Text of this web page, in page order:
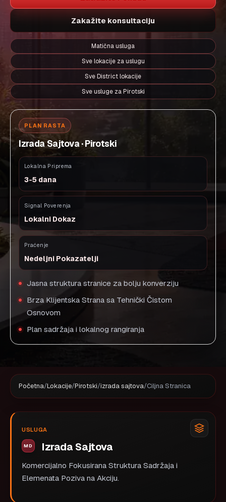
Zakažite konsultaciju
Matična usluga
Sve lokacije za uslugu
Sve District lokacije
Sve usluge za Pirotski
PLAN RASTA
Izrada Sajtova · Pirotski
Lokalna Priprema
3-5 dana
Signal Poverenja
Lokalni Dokaz
Praćenje
Nedeljni Pokazatelji
Jasna struktura stranice za bolju konverziju
Brza Klijentska Strana sa Tehnički Čistom
Osnovom
Plan sadržaja i lokalnog rangiranja
Početna/Lokacije/Pirotski/izrada sajtova/Ciljna Stranica
USLUGA
Izrada Sajtova
Komercijalno Fokusirana Struktura Sadržaja i
Elemenata Poziva na Akciju.